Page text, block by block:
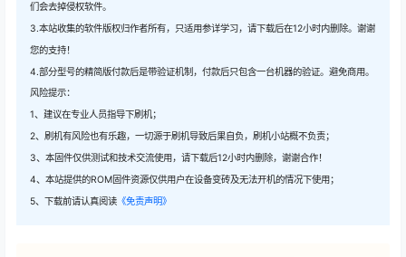
们会去掉侵权软件。
3.本站收集的软件版权归作者所有，只适用参详学习，请下载后在12小时内删除。谢谢
您的支持！
4.部分型号的精简版付款后是带验证机制，付款后只包含一台机器的验证。避免商用。
风险提示：
1、建议在专业人员指导下刷机；
2、刷机有风险也有乐趣，一切源于刷机导致后果自负，刷机小站概不负责；
3、本固件仅供测试和技术交流使用，请下载后12小时内删除，谢谢合作！
4、本站提供的ROM固件资源仅供用户在设备变砖及无法开机的情况下使用；
5、下载前请认真阅读 《免责声明》